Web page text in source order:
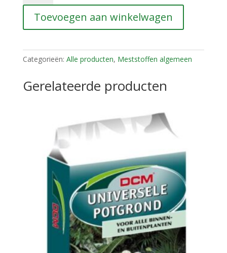
10-
20kg
Toevoegen aan winkelwagen
Categorieën: Alle producten, Meststoffen algemeen
Gerelateerde producten